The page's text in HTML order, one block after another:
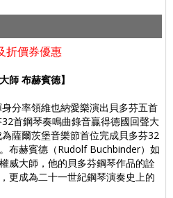
折價券優惠
師 布赫賓德】
分率領維也納愛樂演出貝多芬五首
首鋼琴奏鳴曲錄音贏得德國回聲大
薩爾茨堡音樂節首位完成貝多芬32
布赫賓德（Rudolf Buchbinder）如
威大師，他的貝多芬鋼琴作品的詮
更成為二十一世紀鋼琴演奏史上的